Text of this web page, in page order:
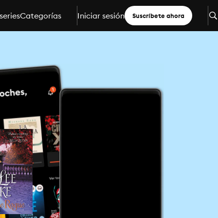
Categorías Iniciar sesión Suscríbete ahora